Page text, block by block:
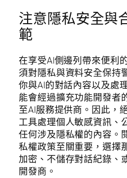
注意隱私安全與
範
在享受AI側邊列帶來便利
須對隱私與資料安全保持
你與AI的對話內容以及處
能會經過擴充功能開發者
至AI服務提供商。因此，
工具處理個人敏感資訊、
任何涉及隱私權的內容。
私權政策至關重要，選擇
加密、不儲存對話紀錄、
開發商。